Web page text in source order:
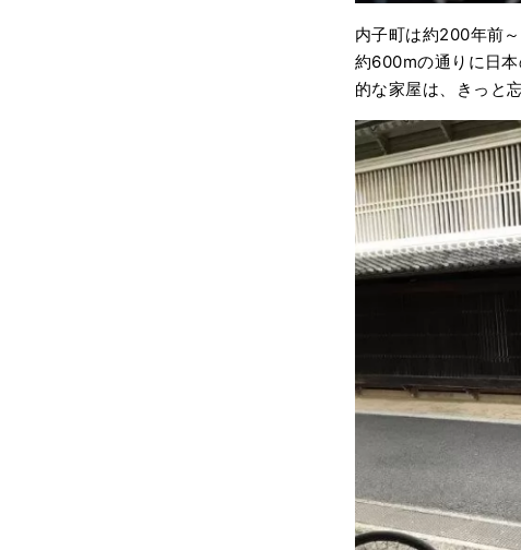
内子町は約200年前
約600mの通りに日
的な家屋は、きっと